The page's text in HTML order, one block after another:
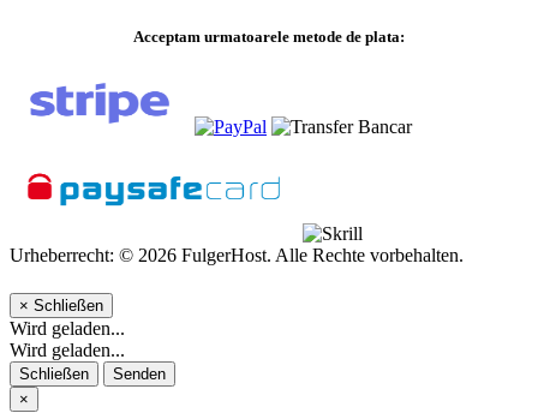
Acceptam urmatoarele metode de plata:
Urheberrecht: © 2026 FulgerHost. Alle Rechte vorbehalten.
× Schließen
Wird geladen...
Wird geladen...
Schließen
Senden
×